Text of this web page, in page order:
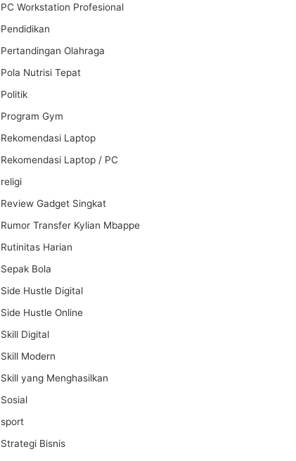
PC Workstation Profesional
Pendidikan
Pertandingan Olahraga
Pola Nutrisi Tepat
Politik
Program Gym
Rekomendasi Laptop
Rekomendasi Laptop / PC
religi
Review Gadget Singkat
Rumor Transfer Kylian Mbappe
Rutinitas Harian
Sepak Bola
Side Hustle Digital
Side Hustle Online
Skill Digital
Skill Modern
Skill yang Menghasilkan
Sosial
sport
Strategi Bisnis